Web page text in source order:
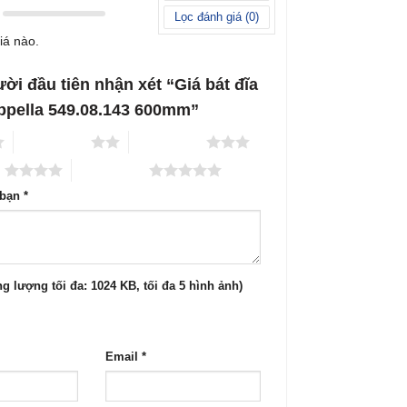
Lọc đánh giá (0)
nào.
đầu tiên nhận xét “Giá bát đĩa
549.08.143 600mm”
*
lượng tối đa: 1024 KB, tối đa 5 hình ảnh)
Email *